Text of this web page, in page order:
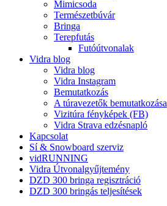
Mimicsoda
Természetbúvár
Bringa
Terepfutás
Futóútvonalak
Vidra blog
Vidra blog
Vidra Instagram
Bemutatkozás
A túravezetők bemutatkozása
Vizitúra fényképek (FB)
Vidra Strava edzésnapló
Kapcsolat
Sí & Snowboard szerviz
vidRUNNING
Vidra Útvonalgyűjtemény
DZD 300 bringa regisztráció
DZD 300 bringás teljesítések